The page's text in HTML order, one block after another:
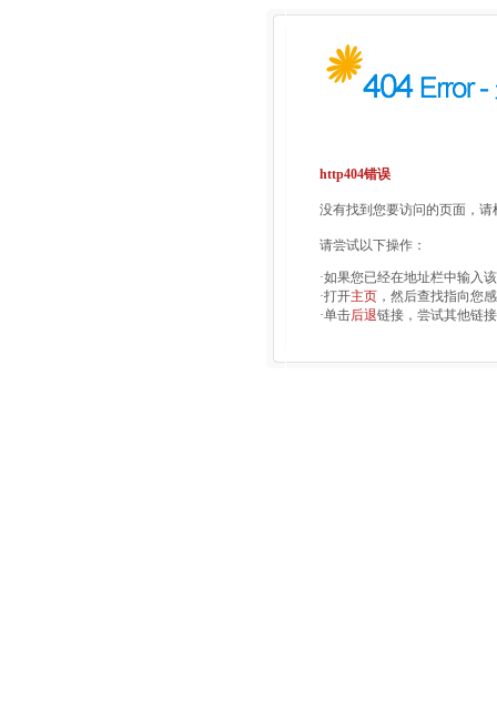
http404错误
没有找到您要访问的页面，
请尝试以下操作：
·如果您已经在地址栏中输入
·打开主页 ，然后查找指向您
·单击后退链接，尝试其他链